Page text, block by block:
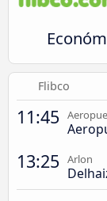
Flibco
11:45
13:25 Arlon